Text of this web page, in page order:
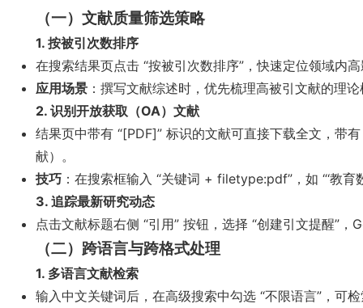
（一）文献质量筛选策略
1. 按被引次数排序
在搜索结果页点击 “按被引次数排序”，快速定位领域内
应用场景 ：撰写文献综述时，优先梳理高被引文献的理
2. 识别开放获取（OA）文献
结果页中带有 “[PDF]” 标识的文献可直接下载全文，带
献）。
技巧 ：在搜索框输入 “关键词 + filetype:pdf”，如 “‘教
3. 追踪最新研究动态
点击文献标题右侧 “引用” 按钮，选择 “创建引文提醒”
（二）跨语言与跨格式处理
1. 多语言文献检索
输入中文关键词后，在高级搜索中勾选 “不限语言”，可